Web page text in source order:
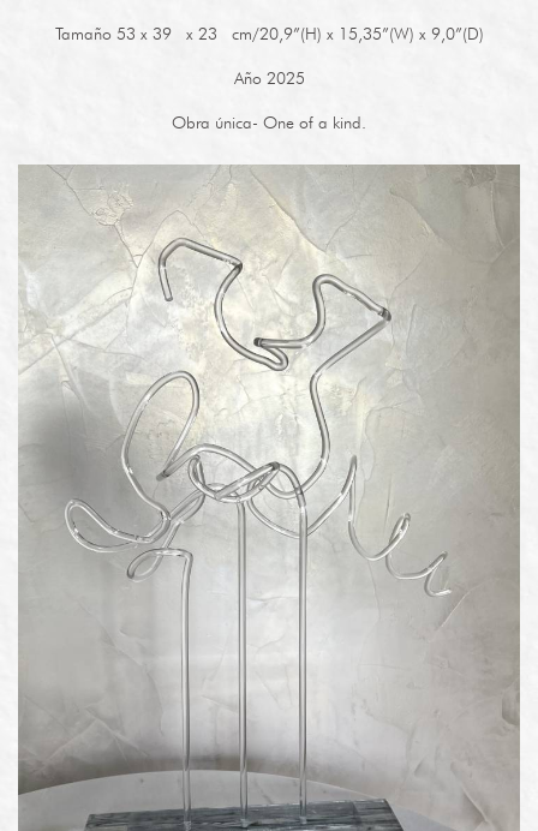
Tamaño 53 x 39 x 23 cm/20,9”(H) x 15,35”(W) x 9,0”(D)
Año 2025
Obra única- One of a kind.